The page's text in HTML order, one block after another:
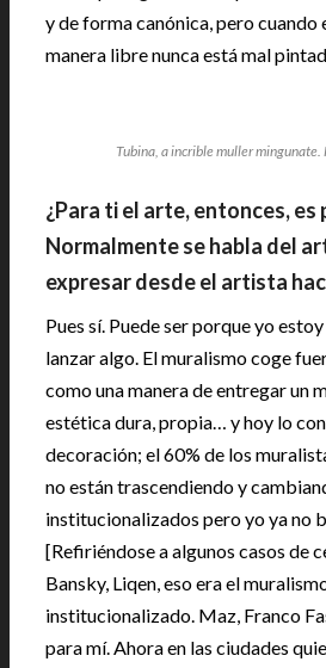
y de forma canónica, pero cuando
manera libre nunca está mal
Tubina, a incrible muller mingunate.
¿Para ti el arte, entonces,
Normalmente se habla del
expresar desde el artista
Pues sí. Puede ser porque yo
lanzar algo. El muralismo coge
como una manera de entregar un
estética dura, propia… y hoy lo
decoración; el 60% de los
no están trascendiendo y
institucionalizados pero yo ya no
[Refiriéndose a algunos casos de
Bansky, Liqen, eso era el
institucionalizado. Maz, Franco
para mí. Ahora en las ciudades